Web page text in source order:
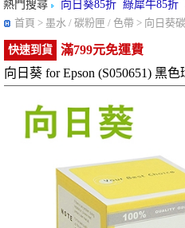
熱門搜尋 向日葵85折 綠犀牛85折
首頁 > 墨水 / 碳粉匣 / 色帶 > 向日葵
快速到貨
滿799元免運費
向日葵 for Epson (S050651) 黑